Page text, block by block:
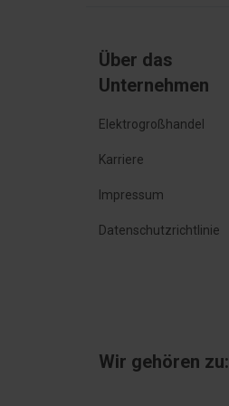
Über das
Unternehmen
Elektrogroßhandel
Karriere
Impressum
Datenschutzrichtlinie
Wir gehören zu: